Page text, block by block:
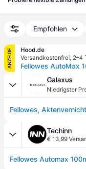
Empfohlen
ANZEIGE
Hood.de
Versandkostenfrei, 2–4
Galaxus
Niedrigster
Techinn
€ 13,99